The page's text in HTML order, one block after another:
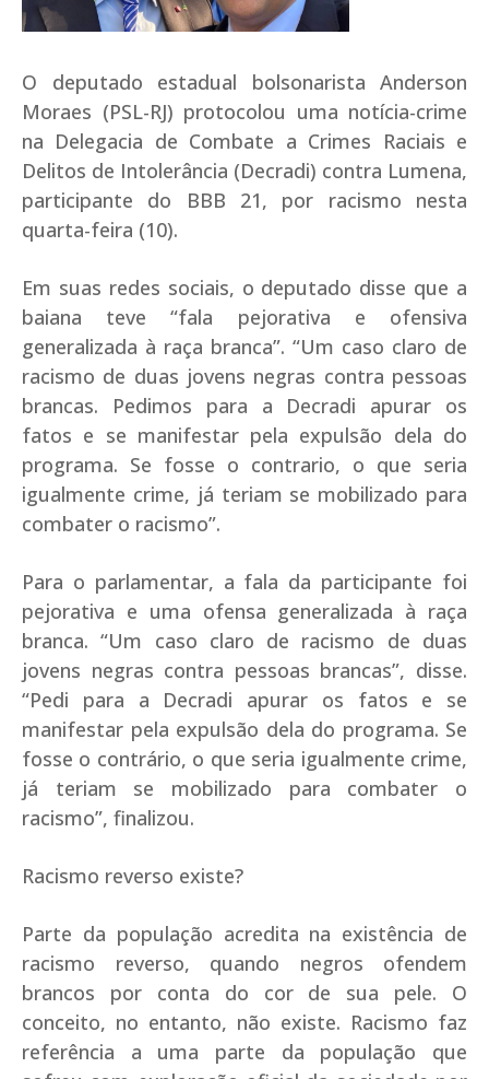
O deputado estadual bolsonarista Anderson
Moraes (PSL-RJ) protocolou uma notícia-crime
na Delegacia de Combate a Crimes Raciais e
Delitos de Intolerância (Decradi) contra Lumena,
participante do BBB 21, por racismo nesta
quarta-feira (10).
Em suas redes sociais, o deputado disse que a
baiana teve “fala pejorativa e ofensiva
generalizada à raça branca”. “Um caso claro de
racismo de duas jovens negras contra pessoas
brancas. Pedimos para a Decradi apurar os
fatos e se manifestar pela expulsão dela do
programa. Se fosse o contrario, o que seria
igualmente crime, já teriam se mobilizado para
combater o racismo”.
Para o parlamentar, a fala da participante foi
pejorativa e uma ofensa generalizada à raça
branca. “Um caso claro de racismo de duas
jovens negras contra pessoas brancas”, disse.
“Pedi para a Decradi apurar os fatos e se
manifestar pela expulsão dela do programa. Se
fosse o contrário, o que seria igualmente crime,
já teriam se mobilizado para combater o
racismo”, finalizou.
Racismo reverso existe?
Parte da população acredita na existência de
racismo reverso, quando negros ofendem
brancos por conta do cor de sua pele. O
conceito, no entanto, não existe. Racismo faz
referência a uma parte da população que